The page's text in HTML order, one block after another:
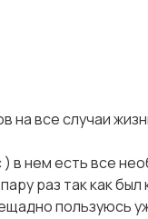
на все случаи
в нем есть все
раз так как был
пользуюсь